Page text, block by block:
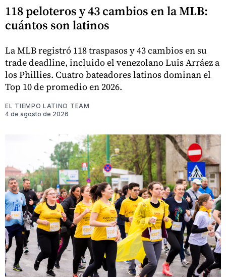
118 peloteros y 43 cambios en la MLB:
cuántos son latinos
La MLB registró 118 traspasos y 43 cambios en su
trade deadline, incluido el venezolano Luis Arráez a
los Phillies. Cuatro bateadores latinos dominan el
Top 10 de promedio en 2026.
EL TIEMPO LATINO TEAM
4 de agosto de 2026